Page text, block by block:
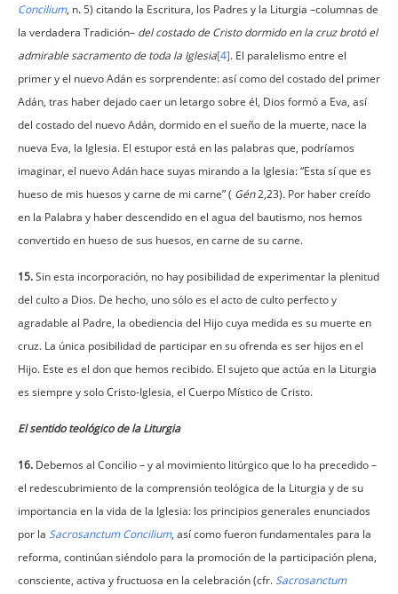
Concilium, n. 5) citando la Escritura, los Padres y la Liturgia –columnas de
la verdadera Tradición– del costado de Cristo dormido en la cruz brotó el
admirable sacramento de toda la Iglesia[4]. El paralelismo entre el
primer y el nuevo Adán es sorprendente: así como del costado del primer
Adán, tras haber dejado caer un letargo sobre él, Dios formó a Eva, así
del costado del nuevo Adán, dormido en el sueño de la muerte, nace la
nueva Eva, la Iglesia. El estupor está en las palabras que, podríamos
imaginar, el nuevo Adán hace suyas mirando a la Iglesia: “Esta sí que es
hueso de mis huesos y carne de mi carne” ( Gén2,23). Por haber creído
en la Palabra y haber descendido en el agua del bautismo, nos hemos
convertido en hueso de sus huesos, en carne de su carne.
15.Sin esta incorporación, no hay posibilidad de experimentar la plenitud
del culto a Dios. De hecho, uno sólo es el acto de culto perfecto y
agradable al Padre, la obediencia del Hijo cuya medida es su muerte en
cruz. La única posibilidad de participar en su ofrenda es ser hijos en el
Hijo. Este es el don que hemos recibido. El sujeto que actúa en la Liturgia
es siempre y solo Cristo-Iglesia, el Cuerpo Místico de Cristo.
El sentido teológico de la Liturgia
16. Debemos al Concilio – y al movimiento litúrgico que lo ha precedido –
el redescubrimiento de la comprensión teológica de la Liturgia y de su
importancia en la vida de la Iglesia: los principios generales enunciados
por la Sacrosanctum Concilium, así como fueron fundamentales para la
reforma, continúan siéndolo para la promoción de la participación plena,
consciente, activa y fructuosa en la celebración (cfr.Sacrosanctum